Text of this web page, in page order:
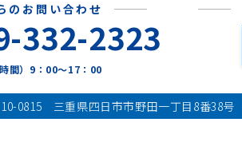
のお問い合わせ
332-2323
間）9：00～17：00
0815 三重県四日市市野田一丁目8番38号